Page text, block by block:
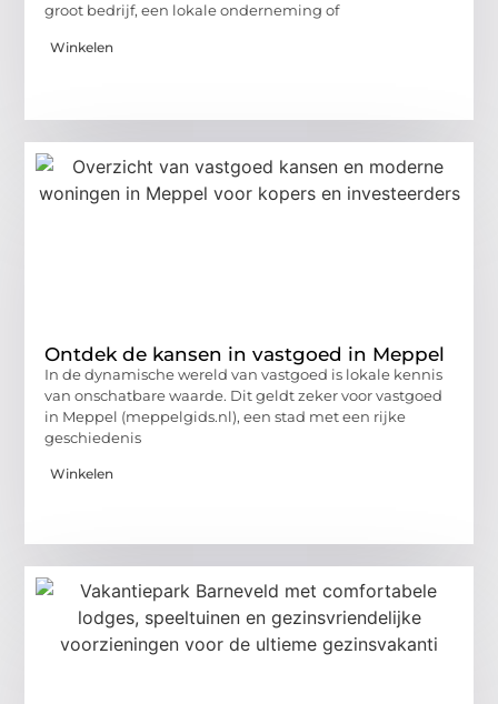
groot bedrijf, een lokale onderneming of
Winkelen
Ontdek de kansen in vastgoed in Meppel
In de dynamische wereld van vastgoed is lokale kennis
van onschatbare waarde. Dit geldt zeker voor vastgoed
in Meppel (meppelgids.nl), een stad met een rijke
geschiedenis
Winkelen